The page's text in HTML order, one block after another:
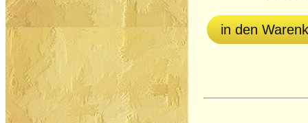
in den